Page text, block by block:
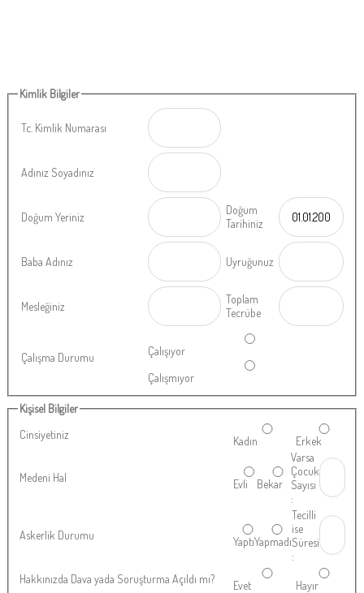
ЧЕЛОВЕЧЕСКИЕ
Kimlik Bilgiler
Tc. Kimlik Numarası
Adınız Soyadınız
Doğum Yeriniz
Doğum
Tarihiniz
Baba Adınız Uyruğunuz
Mesleğiniz
Toplam
Tecrübe
Çalışma Durumu
Çalışıyor
Çalışmıyor
Kişisel Bilgiler
Cinsiyetiniz
Kadın Erkek
Medeni Hal Evli Bekar
Varsa
Çocuk
Sayısı
:
Askerlik Durumu YaptıYapmadı
Tecilli
ise
Süresi
:
Hakkınızda Dava yada Soruşturma Açıldı mı?
Evet Hayır